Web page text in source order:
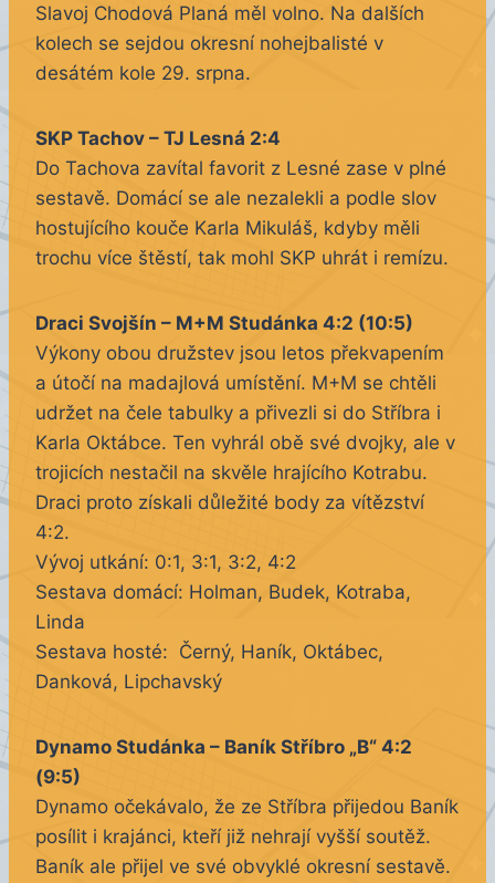
Slavoj Chodová Planá měl volno. Na dalších
kolech se sejdou okresní nohejbalisté v
desátém kole 29. srpna.
SKP Tachov – TJ Lesná 2:4
Do Tachova zavítal favorit z Lesné zase v plné
sestavě. Domácí se ale nezalekli a podle slov
hostujícího kouče Karla Mikuláš, kdyby měli
trochu více štěstí, tak mohl SKP uhrát i remízu.
Draci Svojšín – M+M Studánka 4:2 (10:5)
Výkony obou družstev jsou letos překvapením
a útočí na madajlová umístění. M+M se chtěli
udržet na čele tabulky a přivezli si do Stříbra i
Karla Oktábce. Ten vyhrál obě své dvojky, ale v
trojicích nestačil na skvěle hrajícího Kotrabu.
Draci proto získali důležité body za vítězství
4:2.
Vývoj utkání: 0:1, 3:1, 3:2, 4:2
Sestava domácí: Holman, Budek, Kotraba,
Linda
Sestava hosté: Černý, Haník, Oktábec,
Danková, Lipchavský
Dynamo Studánka – Baník Stříbro „B“ 4:2
(9:5)
Dynamo očekávalo, že ze Stříbra přijedou Baník
posílit i krajánci, kteří již nehrají vyšší soutěž.
Baník ale přijel ve své obvyklé okresní sestavě.